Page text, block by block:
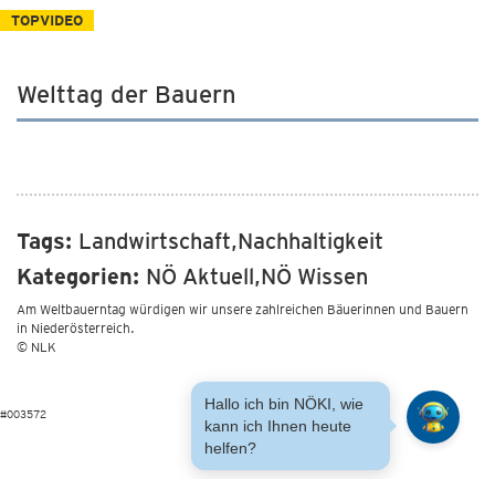
TOPVIDEO
Welttag der Bauern
Tags: Landwirtschaft,Nachhaltigkeit
Kategorien: NÖ Aktuell,NÖ Wissen
Am Weltbauerntag würdigen wir unsere zahlreichen Bäuerinnen und Bauern
in Niederösterreich.
© NLK
Hallo ich bin NÖKI, wie
kann ich Ihnen heute
helfen?
#003572